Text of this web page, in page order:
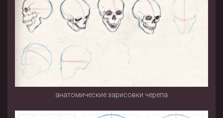
анатомические зарисовки черепа